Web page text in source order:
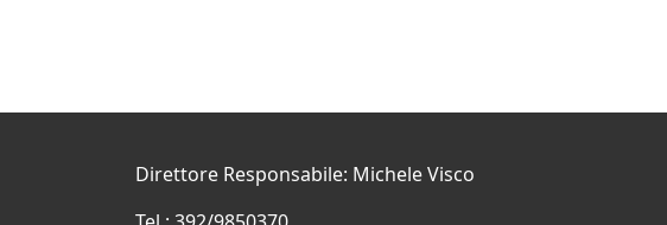
Direttore Responsabile: Michele Visco